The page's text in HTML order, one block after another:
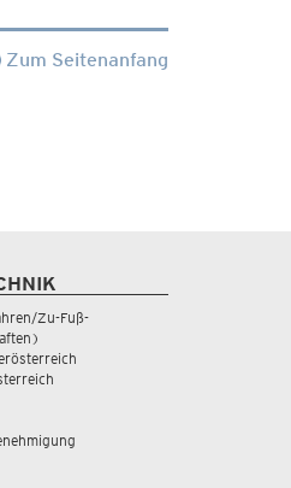
Zum Seitenanfang
Zu-Fuß-